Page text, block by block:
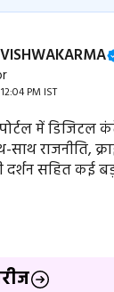
PM IST
में डिजिटल
राजनीति,
दर्शन सहित कई